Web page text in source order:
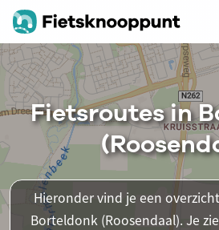
Fietsroutes in
Hieronder vind je een
Borteldonk (Roosendaal). Je